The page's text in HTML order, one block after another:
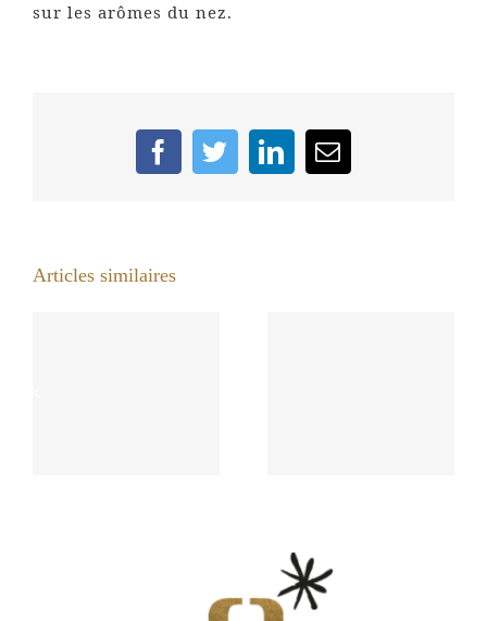
sur les arômes du nez.
Facebook
TwitterLinkedIn
Articles similaires